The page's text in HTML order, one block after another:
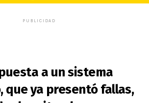
PUBLICIDAD
a un sistema
que ya presentó fallas,